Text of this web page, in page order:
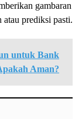
gambaran
atau prediksi pasti.
untuk Bank
Aman?